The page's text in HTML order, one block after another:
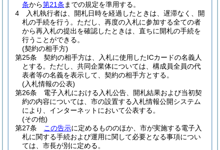
条から第21条 までの規定を準用する。
4
入札執行者は、開札日時を経過したときは、遅滞なく、開
札の手続を行う。 ただし、再度の入札に参加する全ての者
から再入札の提出を確認したときは、直ちに開札の手続を
行うことができる。
(契約の相手方)
第25条
契約の相手方は、入札に使用したICカードの名義人
とする。 ただし、共同企業体については、構成員全員の代
表者等の名義を表示して、契約の相手方とする。
(入札情報の公表)
第26条
電子入札における入札公告、開札結果および当初契
約の内容については、市の設置する入札情報公開システム
により、インターネットにおいて公表する。
(その他)
第27条
この告示に定めるもののほか、市が実施する電子入
札に関する手続および運用に関して必要となる事項につい
ては、市長が別に定める。